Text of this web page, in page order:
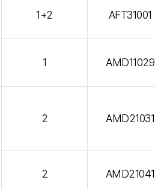
1+2 AFT31001
1 AMD11029
2 AMD21031
2 AMD21041